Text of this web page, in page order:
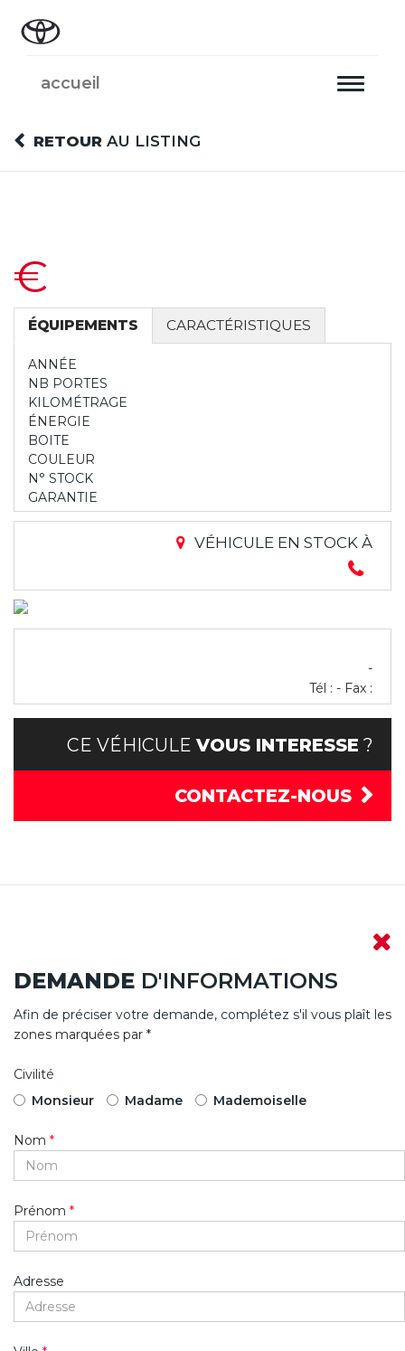
Toggle
accueil
RETOUR AU LISTING
€
ÉQUIPEMENTS CARACTÉRISTIQUES
ANNÉE
NB PORTES
KILOMÉTRAGE
ÉNERGIE
BOITE
COULEUR
N° STOCK
GARANTIE
VÉHICULE EN STOCK À
-
Tél : - Fax :
CE VÉHICULE VOUS INTERESSE ?
CONTACTEZ-NOUS
DEMANDE D'INFORMATIONS
Afin de préciser votre demande, complétez s'il vous plaît les
zones marquées par *
Civilité
Monsieur
Madame Mademoiselle
Nom *
Prénom *
Adresse